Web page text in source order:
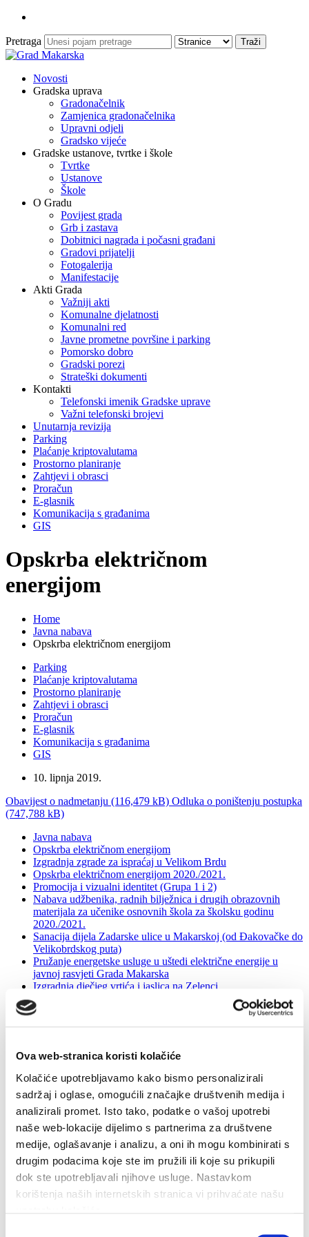
Ova web-stranica koristi kolačiće
Kolačiće upotrebljavamo kako bismo personalizirali
sadržaj i oglase, omogućili značajke društvenih medija i
analizirali promet. Isto tako, podatke o vašoj upotrebi
naše web-lokacije dijelimo s partnerima za društvene
medije, oglašavanje i analizu, a oni ih mogu kombinirati s
drugim podacima koje ste im pružili ili koje su prikupili
dok ste upotrebljavali njihove usluge. Nastavkom
korištenja naših internetskih stranica vi prihvaćate našu
Pretraga
Novosti
Gradska uprava
Gradonačelnik
Zamjenica gradonačelnika
Upravni odjeli
Gradsko vijeće
Gradske ustanove, tvrtke i škole
Tvrtke
Ustanove
Škole
O Gradu
Povijest grada
Grb i zastava
Dobitnici nagrada i počasni građani
Gradovi prijatelji
Fotogalerija
Manifestacije
Akti Grada
Važniji akti
Komunalne djelatnosti
Komunalni red
Javne prometne površine i parking
Pomorsko dobro
Gradski porezi
Strateški dokumenti
Kontakti
Telefonski imenik Gradske uprave
Važni telefonski brojevi
Unutarnja revizija
Parking
Plaćanje kriptovalutama
Prostorno planiranje
Zahtjevi i obrasci
Proračun
E-glasnik
Komunikacija s građanima
GIS
Opskrba električnom
energijom
Home
Javna nabava
Opskrba električnom energijom
Parking
Plaćanje kriptovalutama
Prostorno planiranje
Zahtjevi i obrasci
Proračun
E-glasnik
Komunikacija s građanima
GIS
10. lipnja 2019.
Obavijest o nadmetanju (116,479 kB) Odluka o poništenju postupka
(747,788 kB)
Javna nabava
Opskrba električnom energijom
Izgradnja zgrade za ispraćaj u Velikom Brdu
Opskrba električnom energijom 2020./2021.
Promocija i vizualni identitet (Grupa 1 i 2)
Nabava udžbenika, radnih bilježnica i drugih obrazovnih
materijala za učenike osnovnih škola za školsku godinu
2020./2021.
Sanacija dijela Zadarske ulice u Makarskoj (od Đakovačke do
Velikobrdskog puta)
Pružanje energetske usluge u uštedi električne energije u
javnoj rasvjeti Grada Makarska
Izgradnja dječjeg vrtića i jaslica na Zelenci
Dizajn, produkcija i opremanje stalnog postava, pozornice i
multimedijalnih sadržaja
Zagrebačkom, Put Požara i Istarskom ulicom
Sanacija opasnog mjesta na D8 na zapadnom ulazu u
Makarsku
Izgradnja prometnice ''OS4'' prema UPU ''Zelenka 2''
Izgradnja ulice Stari Velikobrdski put (od POS-a do Zadarske)
Provođenje mjera energetske obnove zgrade Podtribinskog
prostora GSC-a Makarska
Opskrba eklektričnom energijom 2019/2020
Nabava radnih bilježnica i drugih obrazovnih materijala za
učenike osnovnih škola
Promocija i vizalni identitet
Multimedija centra za posjetitelje